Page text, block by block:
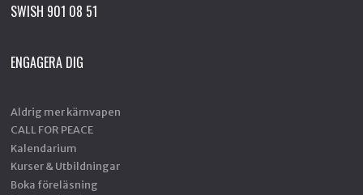
SWISH 901 08 51
ENGAGERA DIG
Aldrig mer kärnvapen
CALL FOR PEACE
Kalendarium
Kurser & Utbildningar
Boka föreläsning